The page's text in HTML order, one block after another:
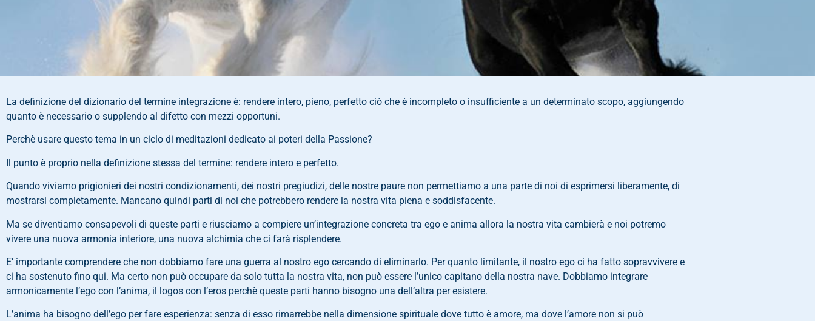
La definizione del dizionario del termine integrazione è: rendere intero, pieno, perfetto ciò che è incompleto o insufficiente a un determinato scopo, aggiungendo
quanto è necessario o supplendo al difetto con mezzi opportuni.
Perchè usare questo tema in un ciclo di meditazioni dedicato ai poteri della Passione?
Il punto è proprio nella definizione stessa del termine: rendere intero e perfetto.
Quando viviamo prigionieri dei nostri condizionamenti, dei nostri pregiudizi, delle nostre paure non permettiamo a una parte di noi di esprimersi liberamente, di
mostrarsi completamente. Mancano quindi parti di noi che potrebbero rendere la nostra vita piena e soddisfacente.
Ma se diventiamo consapevoli di queste parti e riusciamo a compiere un’integrazione concreta tra ego e anima allora la nostra vita cambierà e noi potremo
vivere una nuova armonia interiore, una nuova alchimia che ci farà risplendere.
E’ importante comprendere che non dobbiamo fare una guerra al nostro ego cercando di eliminarlo. Per quanto limitante, il nostro ego ci ha fatto sopravvivere e
ci ha sostenuto fino qui. Ma certo non può occupare da solo tutta la nostra vita, non può essere l’unico capitano della nostra nave. Dobbiamo integrare
armonicamente l’ego con l’anima, il logos con l’eros perchè queste parti hanno bisogno una dell’altra per esistere.
L’anima ha bisogno dell’ego per fare esperienza: senza di esso rimarrebbe nella dimensione spirituale dove tutto è amore, ma dove l’amore non si può